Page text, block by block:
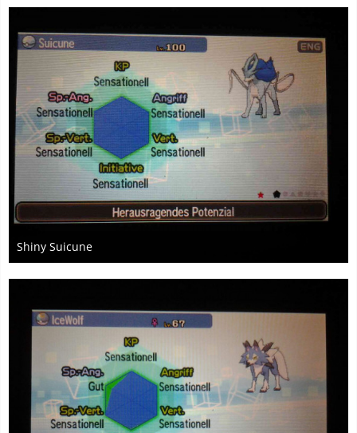
Shiny Suicune
18. Mai 2017